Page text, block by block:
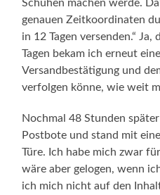
Schuhen machen werde.
genauen Zeitkoordinaten
in 12 Tagen versenden.“
Tagen bekam ich erneut
Versandbestätigung und
verfolgen könne, wie weit
Nochmal 48 Stunden
Postbote und stand mit
Türe. Ich habe mich zwar
wäre aber gelogen, wenn
ich mich nicht auf den